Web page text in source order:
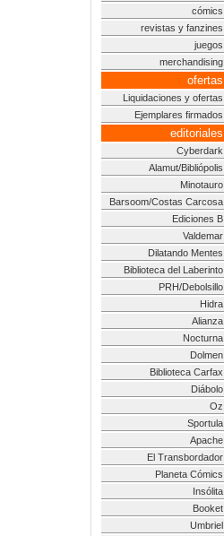
cómics
revistas y fanzines
juegos
merchandising
ofertas
Liquidaciones y ofertas
Ejemplares firmados
editoriales
Cyberdark
Alamut/Bibliópolis
Minotauro
Barsoom/Costas Carcosa
Ediciones B
Valdemar
Dilatando Mentes
Biblioteca del Laberinto
PRH/Debolsillo
Hidra
Alianza
Nocturna
Dolmen
Biblioteca Carfax
Diábolo
Oz
Sportula
Apache
El Transbordador
Planeta Cómics
Insólita
Booket
Umbriel